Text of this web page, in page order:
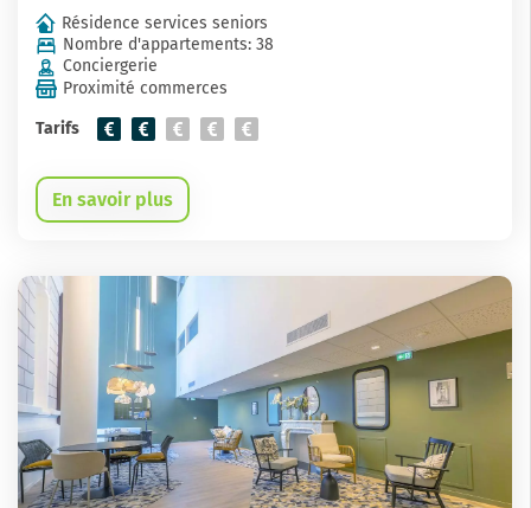
Résidence services seniors
Nombre d'appartements: 38
Conciergerie
Proximité commerces
Tarifs
En savoir plus